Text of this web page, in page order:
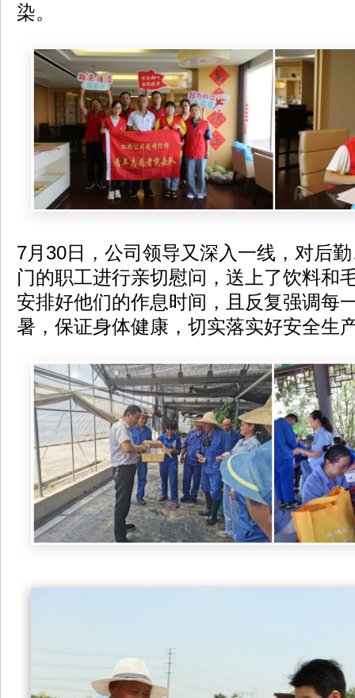
染。
7月30日，公司领导又深入一线，对后
门的职工进行亲切慰问，送上了饮料和
安排好他们的作息时间，且反复强调每
暑，保证身体健康，切实落实好安全生